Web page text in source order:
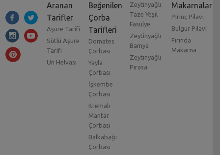
Aranan
Tarifler
Aşure Tarifi
Sütlü Aşure
Tarifi
Un Helvası
Beğenilen
Çorba
Tarifleri
Domates
Çorbası
Yayla
Çorbası
İşkembe
Çorbası
Kremalı
Mantar
Çorbası
Balkabağı
Çorbası
Zeytinyağlı
Taze Yeşil
Fasulye
Zeytinyağlı
Bamya
Zeytinyağlı
Pırasa
Makarnalar
Pirinç Pilavı
Bulgur Pilavı
Fırında
Makarna